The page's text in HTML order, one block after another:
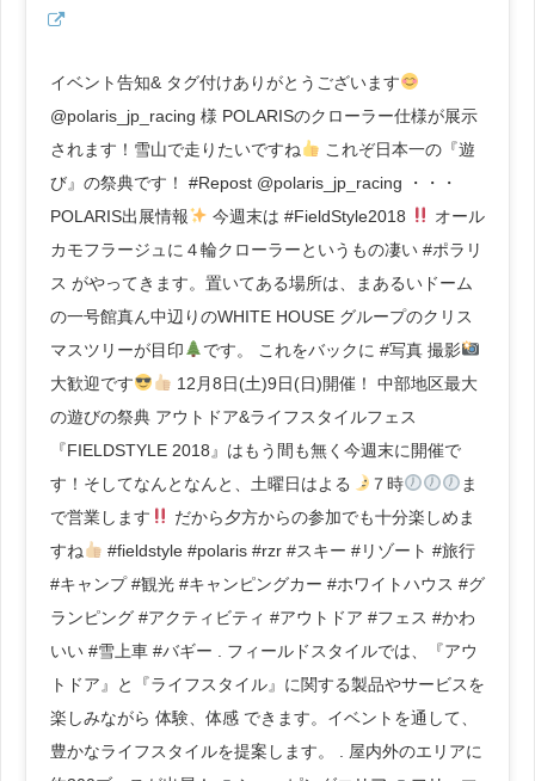
イベント告知& タグ付けありがとうございます
@polaris_jp_racing 様 POLARISのクローラー仕様が展示
されます！雪山で走りたいですね
これぞ日本一の『遊
び』の祭典です！ #Repost @polaris_jp_racing ・・・
POLARIS出展情報
今週末は #FieldStyle2018
オール
カモフラージュに４輪クローラーというもの凄い #ポラリ
ス がやってきます。置いてある場所は、まあるいドーム
の一号館真ん中辺りのWHITE HOUSE グループのクリス
マスツリーが目印
です。 これをバックに #写真 撮影
大歓迎です
12月8日(土)9日(日)開催！ 中部地区最大
の遊びの祭典 アウトドア&ライフスタイルフェス
『FIELDSTYLE 2018』はもう間も無く今週末に開催で
す！そしてなんとなんと、土曜日はよる
７時
ま
で営業します
だから夕方からの参加でも十分楽しめま
すね
#fieldstyle #polaris #rzr #スキー #リゾート #旅行
#キャンプ #観光 #キャンピングカー #ホワイトハウス #グ
ランピング #アクティビティ #アウトドア #フェス #かわ
いい #雪上車 #バギー . フィールドスタイルでは、『アウ
トドア』と『ライフスタイル』に関する製品やサービスを
楽しみながら 体験、体感 できます。イベントを通して、
豊かなライフスタイルを提案します。 . 屋内外のエリアに